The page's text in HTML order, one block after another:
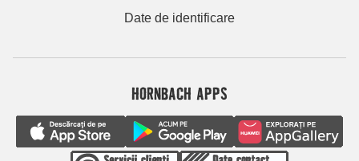
Date de identificare
HORNBACH APPS